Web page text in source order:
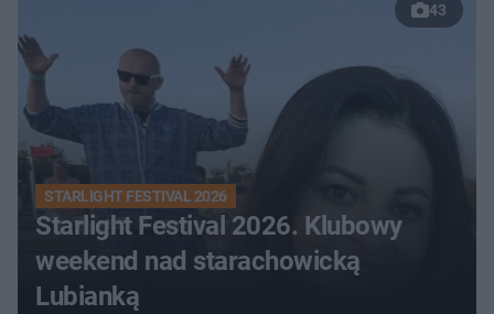
43
STARLIGHT FESTIVAL 2026
Starlight Festival 2026. Klubowy
weekend nad starachowicką
Lubianką